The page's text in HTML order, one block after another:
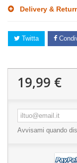
Delivery &
Twitta
19,99 €
Avvisami quando